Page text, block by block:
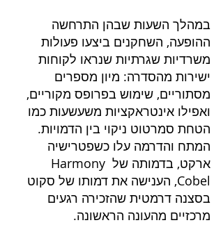
במהלך השעות שבהן התרחשה
ההופעה, השחקנים ביצעו פעולות
משרדיות שגרתיות שנראו לקוחות
ישירות מהסדרה: מיון מספרים
מסתוריים, שימוש בפרופס מקוריים,
ואפילו אינטראקציות משעשעות כמו
הטחת סמרטוט ניקוי בין הדמויות.
המתח והדרמה עלו כשפטרישיה
ארקט, בדמותה של Harmony
Cobel, הענישה את דמותו של סקוט
בסצנה דרמטית שהזכירה רגעים
מרכזיים מהעונה הראשונה.